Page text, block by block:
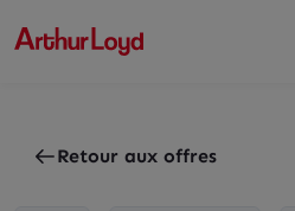
Retour aux offres